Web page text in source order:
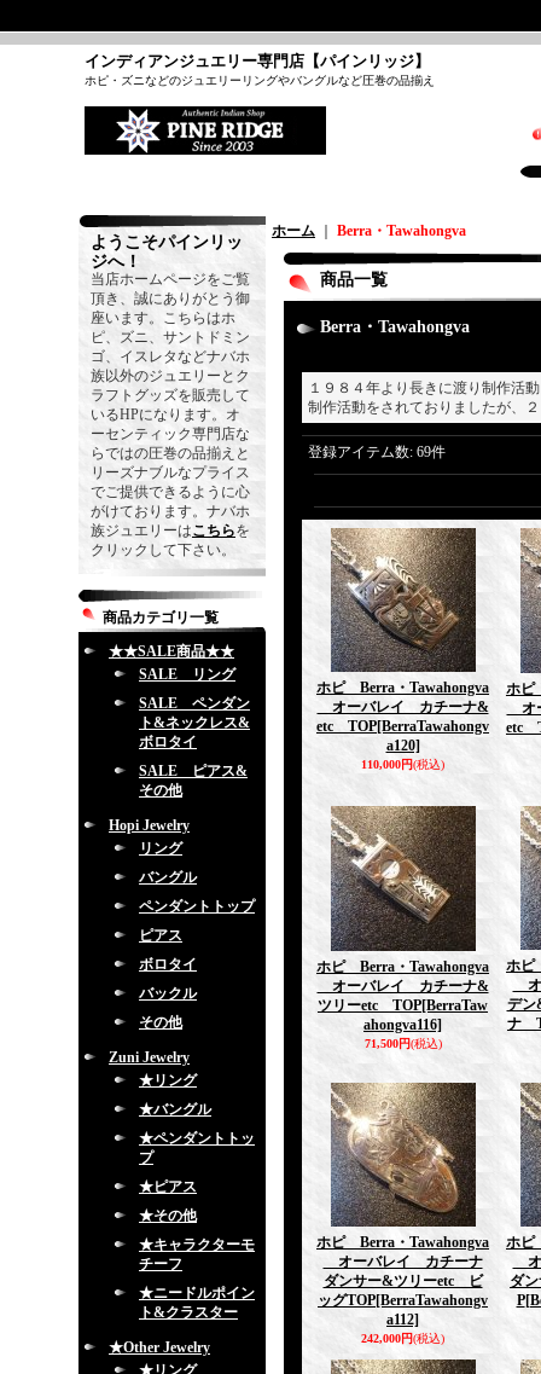
インディアンジュエリー専門店【パインリッジ】
ホピ・ズニなどのジュエリーリングやバングルなど圧巻の品揃え
ようこそパインリッ
ジへ！
当店ホームページをご覧
頂き、誠にありがとう御
座います。こちらはホ
ピ、ズニ、サントドミン
ゴ、イスレタなどナバホ
族以外のジュエリーとク
ラフトグッズを販売して
いるHPになります。オ
ーセンティック専門店な
らではの圧巻の品揃えと
リーズナブルなプライス
でご提供できるように心
がけております。ナバホ
族ジュエリーはこちらを
クリックして下さい。
商品カテゴリ一覧
★★SALE商品★★
SALE リング
SALE ペンダン
ト&ネックレス&
ボロタイ
SALE ピアス&
その他
Hopi Jewelry
リング
バングル
ペンダントトップ
ピアス
ボロタイ
バックル
その他
Zuni Jewelry
★リング
★バングル
★ペンダントトッ
プ
★ピアス
★その他
★キャラクターモ
チーフ
★ニードルポイン
ト&クラスター
★Other Jewelry
★リング
ホーム Berra・Tawahongva
商品一覧
Berra・Tawahongva
１９８４年より長きに渡り制作活
制作活動をされておりましたが、
登録アイテム数: 69件
ホピ Berra・Tawahongva
オーバレイ カチーナ&
etc TOP[BerraTawahongv
a120]
110,000円(税込)
ホピ
オ
etc
ホピ Berra・Tawahongva
オーバレイ カチーナ&
ツリーetc TOP[BerraTaw
ahongva116]
71,500円(税込)
ホピ
オ
デン
ナ
ホピ Berra・Tawahongva
オーバレイ カチーナ
ダンサー&ツリーetc ビ
ッグTOP[BerraTawahongv
a112]
242,000円(税込)
ホピ
オ
ダ
P